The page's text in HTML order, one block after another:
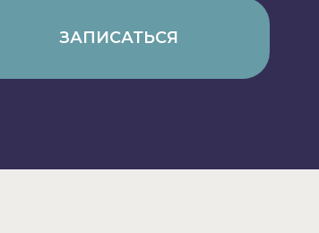
ЗАПИСАТЬСЯ